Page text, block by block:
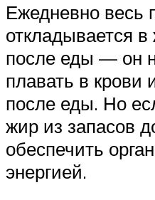
Ежедневно весь
откладывается
после еды — он
плавать в крови
после еды. Но
жир из запасов
обеспечить
энергией.